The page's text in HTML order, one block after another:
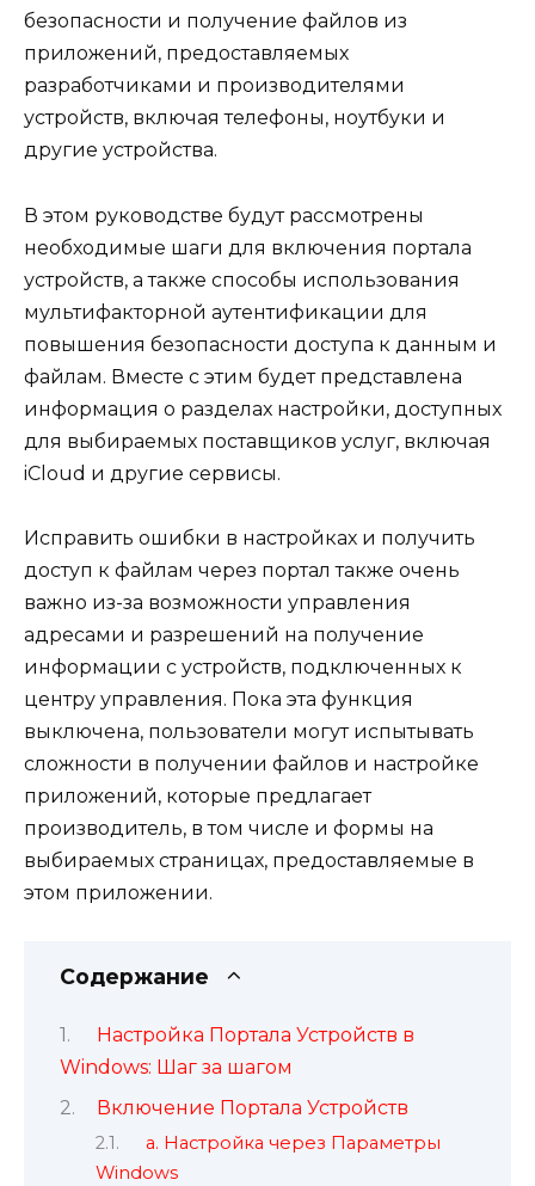
безопасности и получение файлов из
приложений, предоставляемых
разработчиками и производителями
устройств, включая телефоны, ноутбуки и
другие устройства.
В этом руководстве будут рассмотрены
необходимые шаги для включения портала
устройств, а также способы использования
мультифакторной аутентификации для
повышения безопасности доступа к данным и
файлам. Вместе с этим будет представлена
информация о разделах настройки, доступных
для выбираемых поставщиков услуг, включая
iCloud и другие сервисы.
Исправить ошибки в настройках и получить
доступ к файлам через портал также очень
важно из-за возможности управления
адресами и разрешений на получение
информации с устройств, подключенных к
центру управления. Пока эта функция
выключена, пользователи могут испытывать
сложности в получении файлов и настройке
приложений, которые предлагает
производитель, в том числе и формы на
выбираемых страницах, предоставляемые в
этом приложении.
Содержание
Настройка Портала Устройств в
Windows: Шаг за шагом
Включение Портала Устройств
а. Настройка через Параметры
Windows